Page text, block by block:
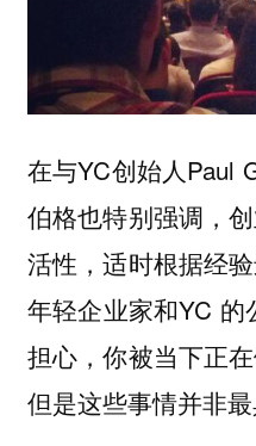
在与YC创始人Paul
伯格也特别强调，
活性，适时根据经
年轻企业家和YC 的
担心，你被当下正
但是这些事情并非